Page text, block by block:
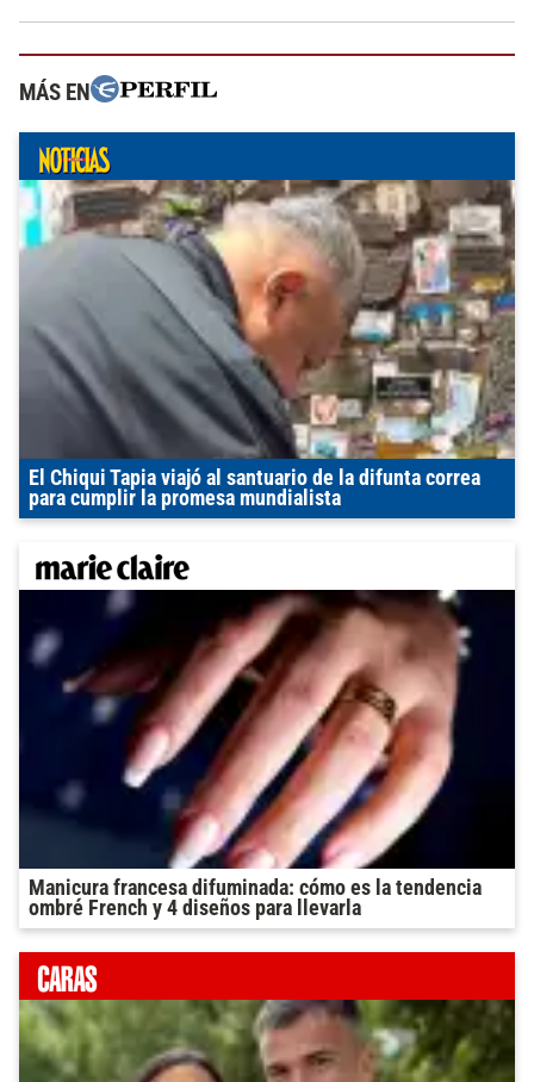
MÁS EN
El Chiqui Tapia viajó al santuario de la difunta correa
para cumplir la promesa mundialista
Manicura francesa difuminada: cómo es la tendencia
ombré French y 4 diseños para llevarla